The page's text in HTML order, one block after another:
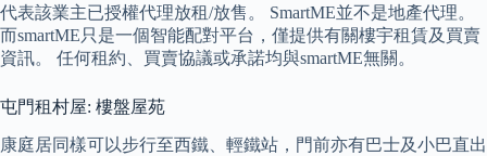
代表該業主已授權代理放租/放售。 SmartME並不是地產代理。
而smartME只是一個智能配對平台，僅提供有關樓宇租賃及買賣
資訊。 任何租約、買賣協議或承諾均與smartME無關。
屯門租村屋: 樓盤屋苑
康庭居同樣可以步行至西鐵、輕鐵站，門前亦有巴士及小巴直出